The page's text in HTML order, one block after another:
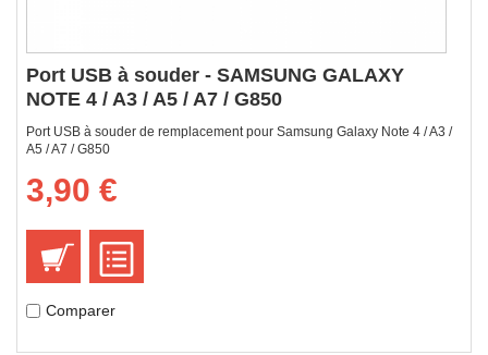
Port USB à souder - SAMSUNG GALAXY
NOTE 4 / A3 / A5 / A7 / G850
Port USB à souder de remplacement pour Samsung Galaxy Note 4 / A3 /
A5 / A7 / G850
3,90 €
Comparer